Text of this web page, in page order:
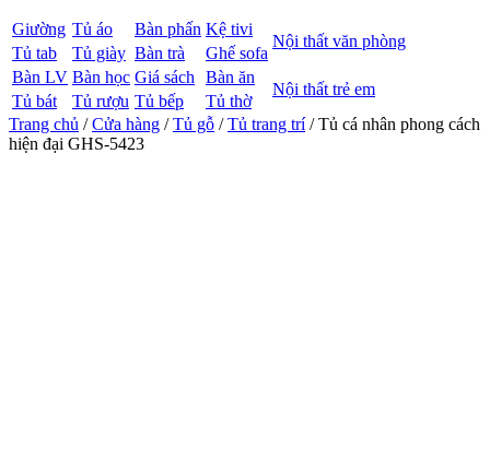
Giường Tủ áo Bàn phấn Kệ tivi
Nội thất văn phòng
Tủ tab Tủ giày Bàn trà
Ghế sofa
Bàn LV Bàn học Giá sách Bàn ăn
Nội thất trẻ em
Tủ bát Tủ rượu Tủ bếp
Tủ thờ
Trang chủ /Cửa hàng /Tủ gỗ /Tủ trang trí/ Tủ cá nhân phong cách
hiện đại GHS-5423